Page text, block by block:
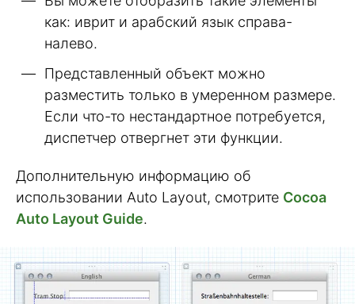
как: иврит и арабский язык справа-
налево.
Представленный объект можно
разместить только в умеренном размере.
Если что-то нестандартное потребуется,
диспетчер отвергнет эти функции.
Дополнительную информацию об
использовании Auto Layout, смотрите Cocoa
Auto Layout Guide.